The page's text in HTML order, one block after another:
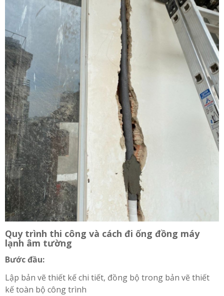
Quy trình thi công và cách đi ống đồng máy
lạnh âm tường
Bước đầu:
Lập bản vẽ thiết kế chi tiết, đồng bộ trong bản vẽ thiết
kế toàn bộ công trình